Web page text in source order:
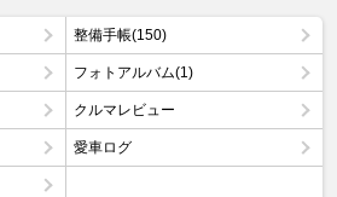
整備手帳(150)
フォトアルバム(1)
クルマレビュー
愛車ログ